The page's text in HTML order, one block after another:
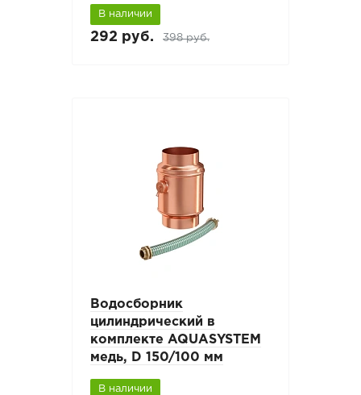
В наличии
292 руб. 398 руб.
Водосборник
цилиндрический в
комплекте AQUASYSTEM
медь, D 150/100 мм
В наличии